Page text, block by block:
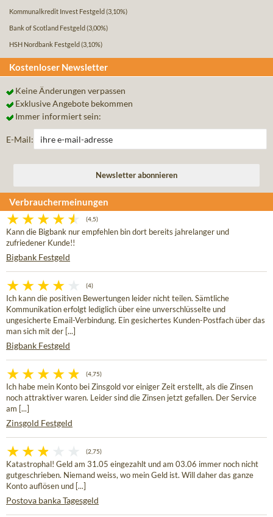
Kommunalkredit Invest Festgeld (3,10%)
Bank of Scotland Festgeld (3,00%)
HSH Nordbank Festgeld (3,10%)
Kostenloser Newsletter
Keine Änderungen verpassen
Exklusive Angebote bekommen
Immer informiert sein:
E-Mail:
Verbrauchermeinungen
(4,5)
Kann die Bigbank nur empfehlen bin dort bereits jahrelanger und
zufriedener Kunde!!
Bigbank Festgeld
(4)
Ich kann die positiven Bewertungen leider nicht teilen. Sämtliche
Kommunikation erfolgt lediglich über eine unverschlüsselte und
ungesicherte Email-Verbindung. Ein gesichertes Kunden-Postfach über das
man sich mit der [...]
Bigbank Festgeld
(4,75)
Ich habe mein Konto bei Zinsgold vor einiger Zeit erstellt, als die Zinsen
noch attraktiver waren. Leider sind die Zinsen jetzt gefallen. Der Service
am [...]
Zinsgold Festgeld
(2,75)
Katastrophal! Geld am 31.05 eingezahlt und am 03.06 immer noch nicht
gutgeschrieben. Niemand weiss, wo mein Geld ist. Will daher das ganze
Konto auflösen und [...]
Postova banka Tagesgeld